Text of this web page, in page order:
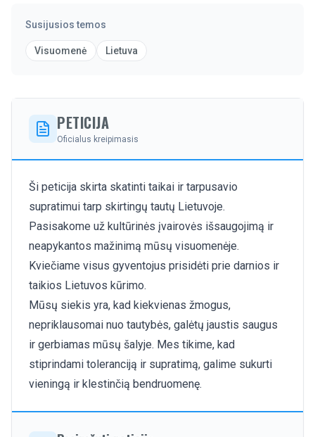
Susijusios temos
Visuomenė Lietuva
PETICIJA
Oficialus kreipimasis
Ši peticija skirta skatinti taikai ir tarpusavio
supratimui tarp skirtingų tautų Lietuvoje.
Pasisakome už kultūrinės įvairovės išsaugojimą ir
neapykantos mažinimą mūsų visuomenėje.
Kviečiame visus gyventojus prisidėti prie darnios ir
taikios Lietuvos kūrimo.
Mūsų siekis yra, kad kiekvienas žmogus,
nepriklausomai nuo tautybės, galėtų jaustis saugus
ir gerbiamas mūsų šalyje. Mes tikime, kad
stiprindami toleranciją ir supratimą, galime sukurti
vieningą ir klestinčią bendruomenę.